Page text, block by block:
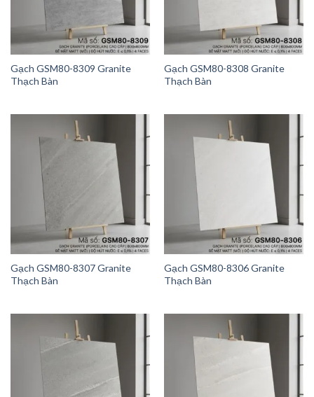
Gạch GSM80-8309 Granite
Thạch Bàn
Gạch GSM80-8308 Granite
Thạch Bàn
Gạch GSM80-8307 Granite
Thạch Bàn
Gạch GSM80-8306 Granite
Thạch Bàn